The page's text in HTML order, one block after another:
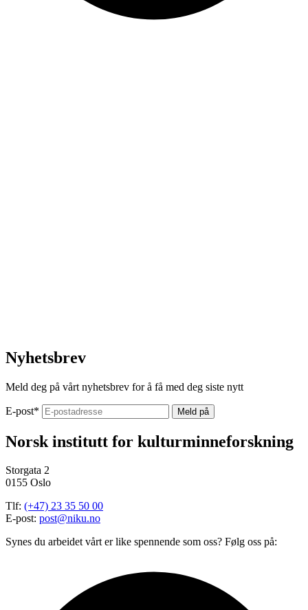
Nyhetsbrev
Meld deg på vårt nyhetsbrev for å få med deg siste nytt
E-post*
Norsk institutt for kulturminneforskning
Storgata 2
0155 Oslo
Tlf: (+47) 23 35 50 00
E-post: post@niku.no
Synes du arbeidet vårt er like spennende som oss? Følg oss på: